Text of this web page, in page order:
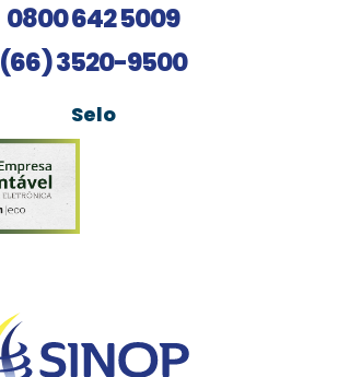
0800 642 5009
(66) 3520-9500
Selo